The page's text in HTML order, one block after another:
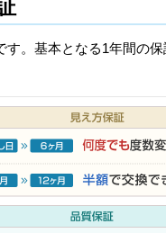
す。基本となる1年間の